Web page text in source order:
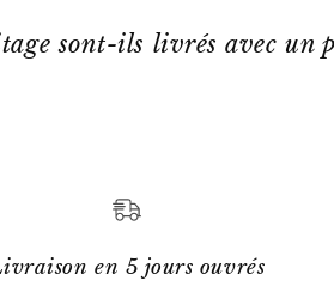
sont-ils livrés avec un
en 5 jours ouvrés